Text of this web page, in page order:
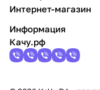
Интернет-магазин
Информация
Качу.рф